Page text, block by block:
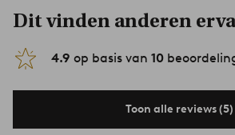
Dit vinden anderen
4.9 op basis van 10
Toon alle reviews (5)